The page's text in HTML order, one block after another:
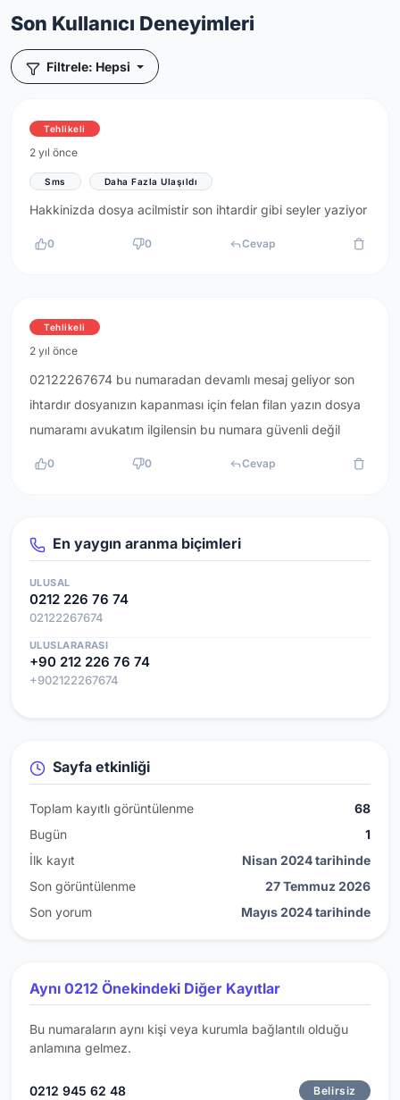
Son Kullanıcı Deneyimleri
Filtrele: Hepsi
Tehlikeli
2 yıl önce
Sms Daha Fazla Ulaşıldı
Hakkinizda dosya acilmistir son ihtardir gibi seyler yaziyor
0 0 Cevap
Tehlikeli
2 yıl önce
02122267674 bu numaradan devamlı mesaj geliyor son
ihtardır dosyanızın kapanması için felan filan yazın dosya
numaramı avukatım ilgilensin bu numara güvenli değil
0 0 Cevap
En yaygın aranma biçimleri
ULUSAL
0212 226 76 74
02122267674
ULUSLARARASI
+90 212 226 76 74
+902122267674
Sayfa etkinliği
Toplam kayıtlı görüntülenme
68
Bugün
1
İlk kayıt
Nisan 2024 tarihinde
Son görüntülenme
27 Temmuz 2026
Son yorum
Mayıs 2024 tarihinde
Aynı 0212 Önekindeki Diğer Kayıtlar
Bu numaraların aynı kişi veya kurumla bağlantılı olduğu
anlamına gelmez.
0212 945 62 48 Belirsiz